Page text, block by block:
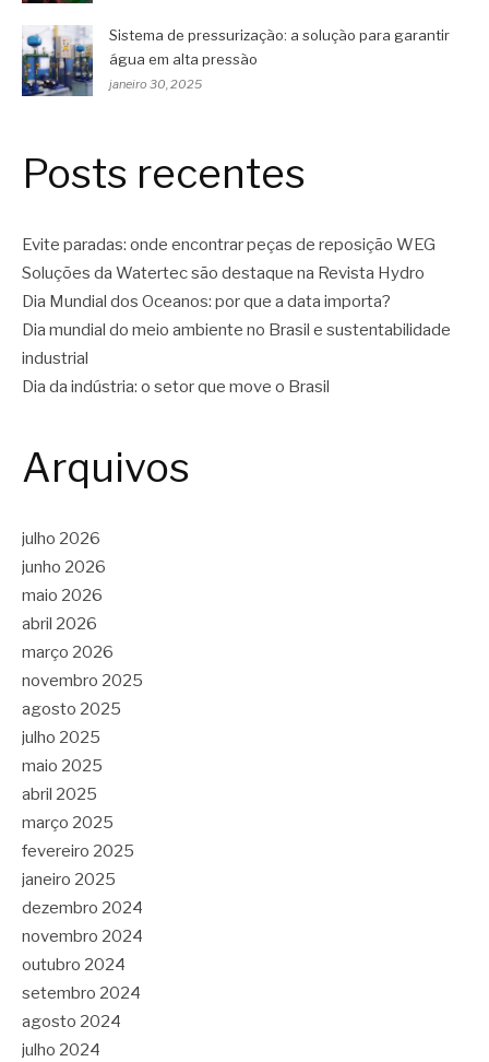
Sistema de pressurização: a solução para garantir
água em alta pressão
janeiro 30, 2025
Posts recentes
Evite paradas: onde encontrar peças de reposição WEG
Soluções da Watertec são destaque na Revista Hydro
Dia Mundial dos Oceanos: por que a data importa?
Dia mundial do meio ambiente no Brasil e sustentabilidade
industrial
Dia da indústria: o setor que move o Brasil
Arquivos
julho 2026
junho 2026
maio 2026
abril 2026
março 2026
novembro 2025
agosto 2025
julho 2025
maio 2025
abril 2025
março 2025
fevereiro 2025
janeiro 2025
dezembro 2024
novembro 2024
outubro 2024
setembro 2024
agosto 2024
julho 2024